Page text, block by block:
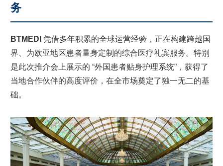
务
BTMEDI 凭借多年积累的全球运营经验，正在构建跨越国
界、为欧亚地区患者量身定制的综合医疗礼宾服务。特别
是此次推介会上展示的 “外国患者贴身护理系统”，获得了
当地合作伙伴的高度评价，在全市场奠定了独一无二的基
础。